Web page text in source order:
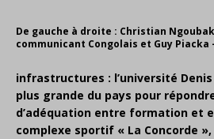
De gauche à droite : Christian
communicant Congolais et Guy Piacka
infrastructures : l’université Denis
plus grande du pays pour
d’adéquation entre formation et
complexe sportif « La Concorde